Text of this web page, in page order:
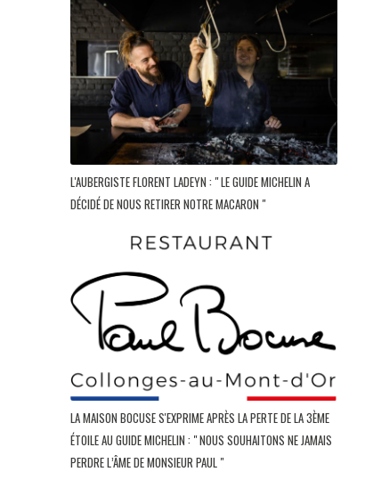
L'AUBERGISTE FLORENT LADEYN : " LE GUIDE MICHELIN A
DÉCIDÉ DE NOUS RETIRER NOTRE MACARON "
LA MAISON BOCUSE S'EXPRIME APRÈS LA PERTE DE LA 3ÈME
ÉTOILE AU GUIDE MICHELIN : " NOUS SOUHAITONS NE JAMAIS
PERDRE L’ÂME DE MONSIEUR PAUL "